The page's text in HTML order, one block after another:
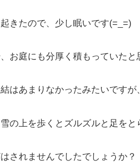
きたので、少し眠いです(=_=)
お庭にも分厚く積もっていたと
はあまりなかったみたいですが、
の上を歩くとズルズルと足を
されませんでしたでしょうか？